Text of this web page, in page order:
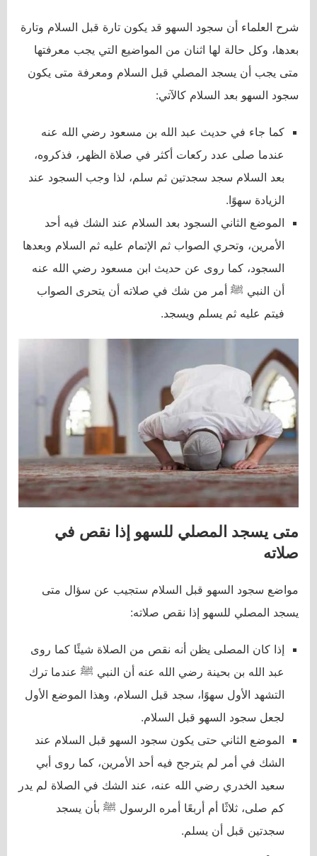
شرح العلماء أن سجود السهو قد يكون تارة قبل السلام وتارة
بعدها، وكل حالة لها اثنان من المواضيع التي يجب معرفتها
متى يجب أن يسجد المصلي قبل السلام ومعرفة متى يكون
سجود السهو بعد السلام كالآتي:
كما جاء في حديث عبد الله بن مسعود رضي الله عنه
عندما صلى عدد ركعات أكثر في صلاة الظهر، فذكروه،
بعد السلام سجد سجدتين ثم سلم، لذا وجب السجود عند
الزيادة سهوًا.
الموضع الثاني السجود بعد السلام عند الشك فيه أحد
الأمرين، وتحري الصواب ثم الإتمام عليه ثم السلام وبعدها
السجود، كما روى عن حديث ابن مسعود رضي الله عنه
أن النبي ﷺ أمر من شك في صلاته أن يتحرى الصواب
فيتم عليه ثم يسلم ويسجد.
متى يسجد المصلي للسهو إذا نقص في
صلاته
مواضع سجود السهو قبل السلام ستجيب عن سؤال متى
يسجد المصلي للسهو إذا نقص صلاته:
إذا كان المصلى يظن أنه نقص من الصلاة شيئًا كما روى
عبد الله بن بحينة رضي الله عنه أن النبي ﷺ عندما ترك
التشهد الأول سهوًا، سجد قبل السلام، وهذا الموضع الأول
لجعل سجود السهو قبل السلام.
الموضع الثاني حتى يكون سجود السهو قبل السلام عند
الشك في أمر لم يترجح فيه أحد الأمرين، كما روى أبي
سعيد الخدري رضي الله عنه، عند الشك في الصلاة لم يدر
كم صلى، ثلاثًا أم أربعًا أمره الرسول ﷺ بأن يسجد
سجدتين قبل أن يسلم.